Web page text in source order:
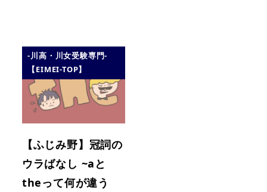
-川高・川女受験専門-
【EIMEI-TOP】
【ふじみ野】冠詞の
ウラばなし ~aと
theって何が違う